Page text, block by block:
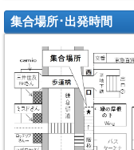
集合場所･出発時間